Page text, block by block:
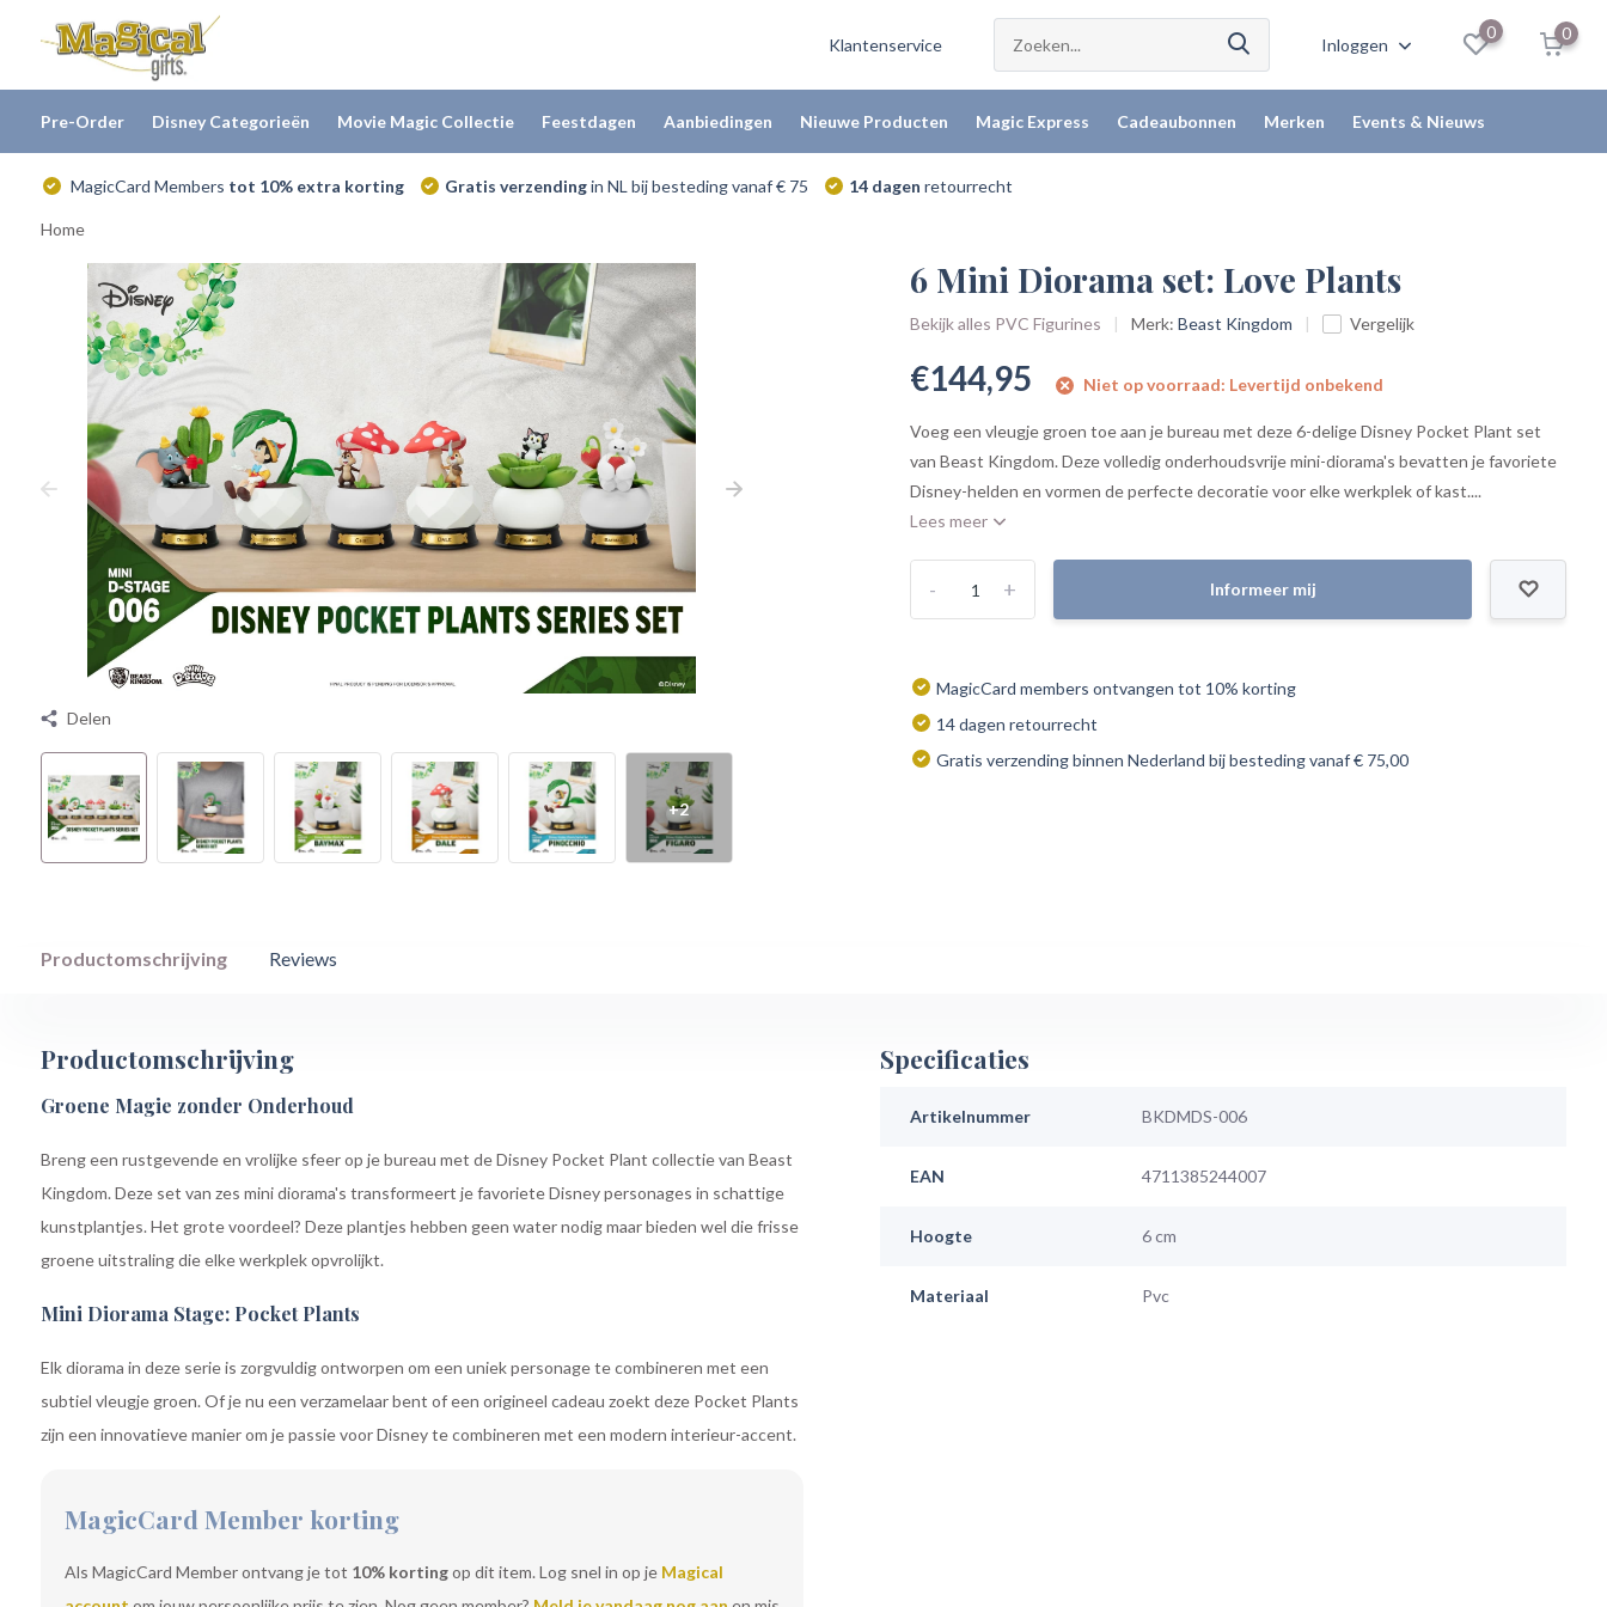
Klantenservice Inloggen
0 0
Pre-Order Disney Categorieën Movie Magic Collectie Feestdagen Aanbiedingen Nieuwe Producten Magic Express Cadeaubonnen Merken Events & Nieuws
MagicCard Members tot 10% extra korting Gratis verzendingin NL bij besteding vanaf € 75 14 dagen retourrecht
Home
Delen
+2
6 Mini Diorama set: Love Plants
Bekijk alles PVC Figurines Merk:Beast Kingdom Vergelijk
€144,95 Niet op voorraad: Levertijd onbekend
Voeg een vleugje groen toe aan je bureau met deze 6-delige Disney Pocket Plant set
van Beast Kingdom. Deze volledig onderhoudsvrije mini-diorama's bevatten je favoriete
Disney-helden en vormen de perfecte decoratie voor elke werkplek of kast....
Lees meer
+
- Informeer mij
MagicCard members ontvangen tot 10% korting
14 dagen retourrecht
Gratis verzending binnen Nederland bij besteding vanaf € 75,00
Productomschrijving Reviews
Productomschrijving
Groene Magie zonder Onderhoud
Breng een rustgevende en vrolijke sfeer op je bureau met de Disney Pocket Plant collectie van Beast
Kingdom. Deze set van zes mini diorama's transformeert je favoriete Disney personages in schattige
kunstplantjes. Het grote voordeel? Deze plantjes hebben geen water nodig maar bieden wel die frisse
groene uitstraling die elke werkplek opvrolijkt.
Mini Diorama Stage: Pocket Plants
Elk diorama in deze serie is zorgvuldig ontworpen om een uniek personage te combineren met een
subtiel vleugje groen. Of je nu een verzamelaar bent of een origineel cadeau zoekt deze Pocket Plants
zijn een innovatieve manier om je passie voor Disney te combineren met een modern interieur-accent.
MagicCard Member korting
Als MagicCard Member ontvang je tot 10% kortingop dit item. Log snel in op je Magical
Specificaties
Artikelnummer BKDMDS-006
EAN 4711385244007
Hoogte 6 cm
Materiaal Pvc